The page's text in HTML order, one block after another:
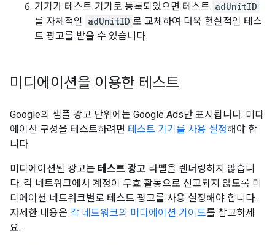
기기가 테스트 기기로 등록되었으면 테스트 adUnitID
를 자체적인 adUnitID 로 교체하여 더욱 현실적인 테스
트 광고를 받을 수 있습니다.
미디에이션을 이용한 테스트
Google의 샘플 광고 단위에는 Google Ads만 표시됩니다. 미디
에이션 구성을 테스트하려면 테스트 기기를 사용 설정해야 합
니다.
미디에이션된 광고는 테스트 광고 라벨을 렌더링하지 않습니
다. 각 네트워크에서 계정이 무효 활동으로 신고되지 않도록 미
디에이션 네트워크별로 테스트 광고를 사용 설정해야 합니다.
자세한 내용은 각 네트워크의 미디에이션 가이드를 참고하세
요.